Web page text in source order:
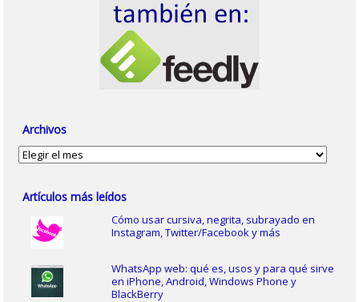
Archivos
Archivos
Artículos más leídos
Cómo usar cursiva, negrita, subrayado en
Instagram, Twitter/Facebook y más
WhatsApp web: qué es, usos y para qué sirve
en iPhone, Android, Windows Phone y
BlackBerry